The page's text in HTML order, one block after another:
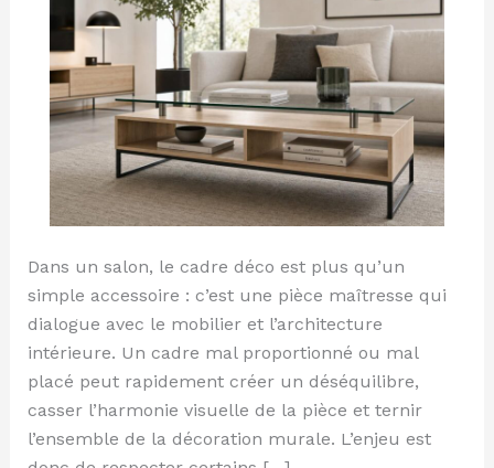
Dans un salon, le cadre déco est plus qu’un
simple accessoire : c’est une pièce maîtresse qui
dialogue avec le mobilier et l’architecture
intérieure. Un cadre mal proportionné ou mal
placé peut rapidement créer un déséquilibre,
casser l’harmonie visuelle de la pièce et ternir
l’ensemble de la décoration murale. L’enjeu est
erreurs
éviter